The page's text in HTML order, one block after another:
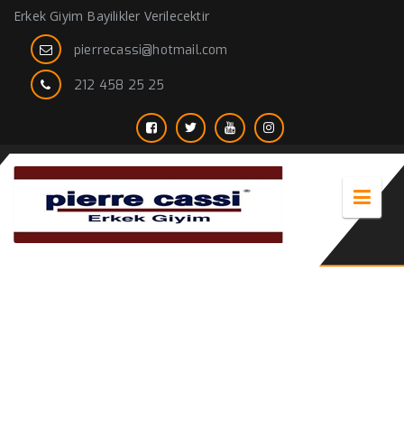
Erkek Giyim Bayilikler Verilecektir
pierrecassi@hotmail.com
212 458 25 25